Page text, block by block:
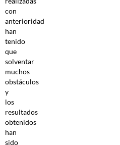
con
anterioridad
han
tenido
que
solventar
muchos
obstáculos
y
los
resultados
obtenidos
han
sido